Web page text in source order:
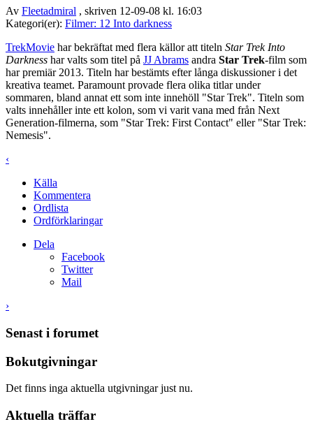
Av Fleetadmiral , skriven 12-09-08 kl. 16:03
Kategori(er): Filmer: 12 Into darkness
TrekMovie har bekräftat med flera källor att titeln Star Trek Into
Darkness har valts som titel på JJ Abrams andra Star Trek-film som
har premiär 2013. Titeln har bestämts efter långa diskussioner i det
kreativa teamet. Paramount provade flera olika titlar under
sommaren, bland annat ett som inte innehöll "Star Trek". Titeln som
valts innehåller inte ett kolon, som vi varit vana med från Next
Generation-filmerna, som "Star Trek: First Contact" eller "Star Trek:
Nemesis".
‹
Källa
Kommentera
Ordlista
Ordförklaringar
Dela
Facebook
Twitter
Mail
›
Senast i forumet
Bokutgivningar
Det finns inga aktuella utgivningar just nu.
Aktuella träffar